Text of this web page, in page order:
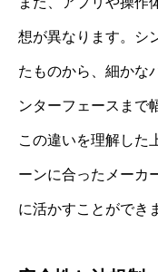
想が異なります。シ
たものから、細かな
ンターフェースまで
この違いを理解した
ーンに合ったメーカ
に活かすことができ